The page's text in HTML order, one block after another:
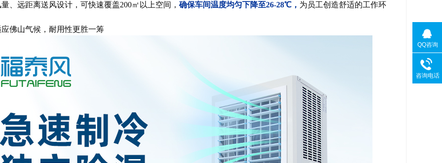
、远距离送风设计，可快速覆盖200㎡以上空间， 确保车间温度均匀下降至26-28℃， 为员工创造舒适的工作环
佛山气候，耐用性更胜一筹
QQ咨询
咨询电话